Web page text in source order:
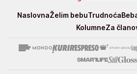
Yumama
NaslovnaŽelim bebuTrudnoća
KolumneZa